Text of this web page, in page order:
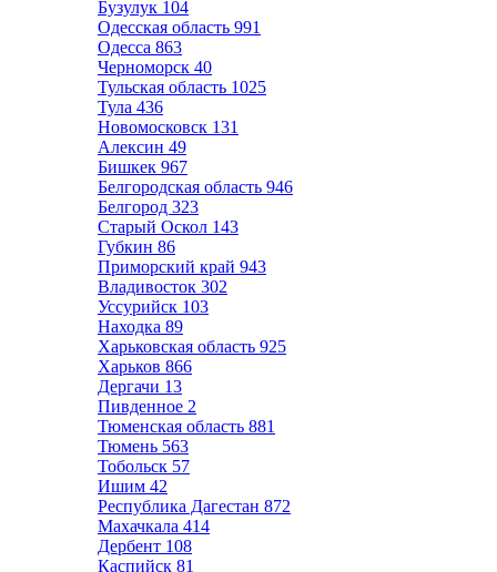
Бузулук 104
Одесская область 991
Одесса 863
Черноморск 40
Тульская область 1025
Тула 436
Новомосковск 131
Алексин 49
Бишкек 967
Белгородская область 946
Белгород 323
Старый Оскол 143
Губкин 86
Приморский край 943
Владивосток 302
Уссурийск 103
Находка 89
Харьковская область 925
Харьков 866
Дергачи 13
Пивденное 2
Тюменская область 881
Тюмень 563
Тобольск 57
Ишим 42
Республика Дагестан 872
Махачкала 414
Дербент 108
Каспийск 81